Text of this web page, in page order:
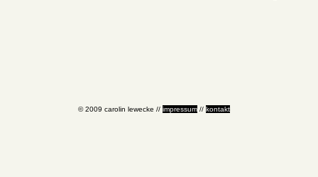
© 2009 carolin lewecke // impressum // kontakt